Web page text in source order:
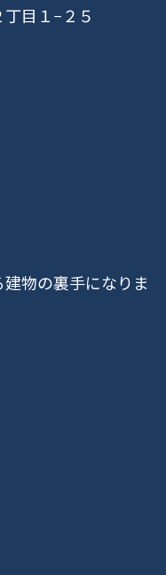
目１−２５
建物の裏手になりま